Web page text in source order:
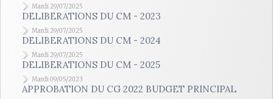
Mardi 29/07/2025
DELIBERATIONS DU CM - 2023
Mardi 29/07/2025
DELIBERATIONS DU CM - 2024
Mardi 29/07/2025
DELIBERATIONS DU CM - 2025
Mardi 09/05/2023
APPROBATION DU CG 2022 BUDGET PRINCIPAL